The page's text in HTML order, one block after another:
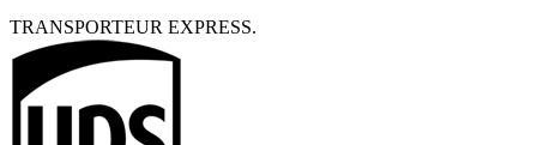
TRANSPORTEUR EXPRESS.